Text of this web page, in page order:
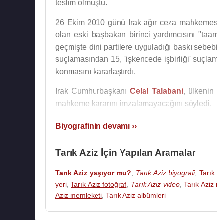
teslim olmuştu.
26 Ekim 2010 günü Irak ağır ceza
olan eski başbakan birinci yardımcısını
geçmişte dini partilere uyguladığı baskı
suçlamasından 15, 'işkencede işbirliği'
konmasını kararlaştırdı.
Irak Cumhurbaşkanı Celal Talabani, ülkenin
mahkeme kararını imzalamayacağını söyledi.
Kaynak:Biyografiler.com
Biyografinin devamı ››
Tarık Aziz İçin Yapılan Aramalar
Tarık Aziz yaşıyor mu? Tarık Aziz biyografi,
yeri ,Tarık Aziz fotoğraf Tarık Aziz video,Tarık Aziz
Aziz memleketi Tarık Aziz albümleri